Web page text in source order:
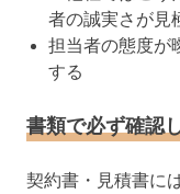
者の誠実さが見
担当者の態度が
する
書類で必ず確認
契約書・見積書に